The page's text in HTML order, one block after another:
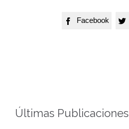
 Facebook 
Últimas Publicaciones